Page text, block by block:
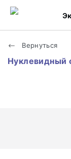
Вернуться
Нуклевидный